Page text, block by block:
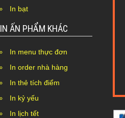
In bạt
IN ẤN PHẨM KHÁC
In menu thực đơn
In order nhà hàng
In thẻ tích điểm
In kỷ yếu
In lịch tết